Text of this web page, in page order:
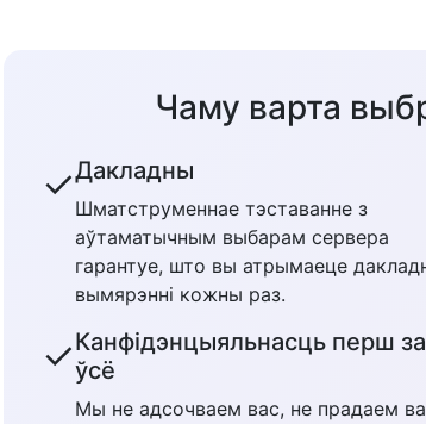
Чаму варта
✓Дакладны
Шматструменнае тэставанне з
аўтаматычным выбарам сервера
гарантуе, што вы атрымаеце
вымярэнні кожны раз.
✓Канфідэнцыяльнасць перш за
ўсё
Мы не адсочваем вас, не прадаем